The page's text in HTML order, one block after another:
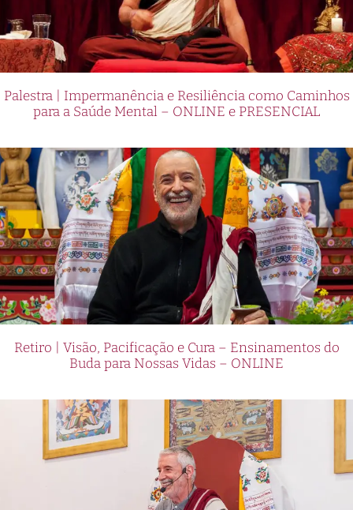
Palestra | Impermanência e Resiliência como Caminhos
para a Saúde Mental – ONLINE e PRESENCIAL
Retiro | Visão, Pacificação e Cura – Ensinamentos do
Buda para Nossas Vidas – ONLINE